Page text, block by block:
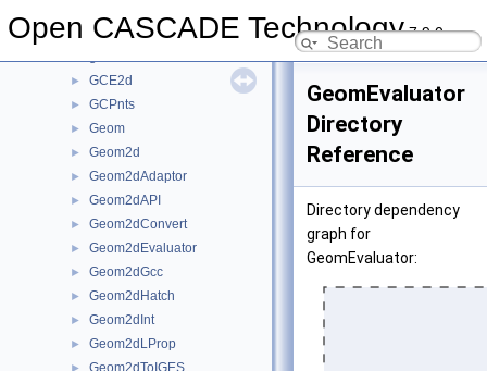
Open CASCADE Technology7.9.0
GccInt
► GCE2d
► GCPnts
► Geom
► Geom2d
► Geom2dAdaptor
► Geom2dAPI
► Geom2dConvert
► Geom2dEvaluator
► Geom2dGcc
► Geom2dHatch
► Geom2dInt
► Geom2dLProp
Geom2dToIGES
GeomEvaluator
Directory
Reference
Directory dependency
graph for
GeomEvaluator: